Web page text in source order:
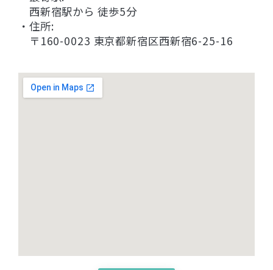
西新宿駅から 徒歩5分
・住所:
〒160-0023 東京都新宿区西新宿6-25-16